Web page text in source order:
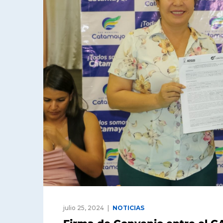
julio 25, 2024 NOTICIAS